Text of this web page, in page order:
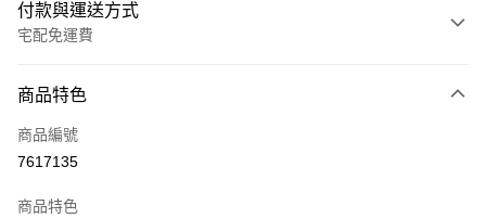
付款與運送方式
宅配免運費
信用卡一次付款
LINE Pay
商品特色
商品編號
7617135
商品特色